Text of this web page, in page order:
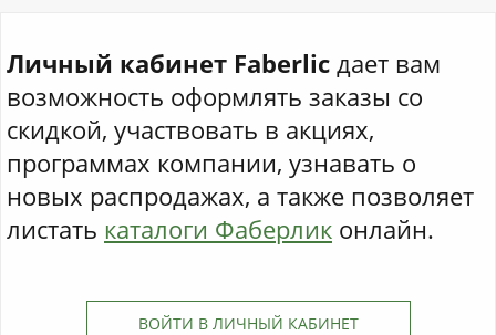
Личный кабинет Faberlic дает вам
возможность оформлять заказы со
скидкой, участвовать в акциях,
программах компании, узнавать о
новых распродажах, а также позволяет
листать каталоги Фаберлик онлайн.
ВОЙТИ В ЛИЧНЫЙ КАБИНЕТ